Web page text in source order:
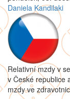
Daniela Kandilaki
Relativní mzdy v
v České republice
mzdy ve